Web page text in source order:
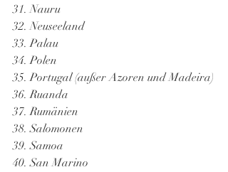
31. Nauru
32. Neuseeland
33. Palau
34. Polen
35. Portugal (außer Azoren und Madeira)
36. Ruanda
37. Rumänien
38. Salomonen
39. Samoa
40. San Marino